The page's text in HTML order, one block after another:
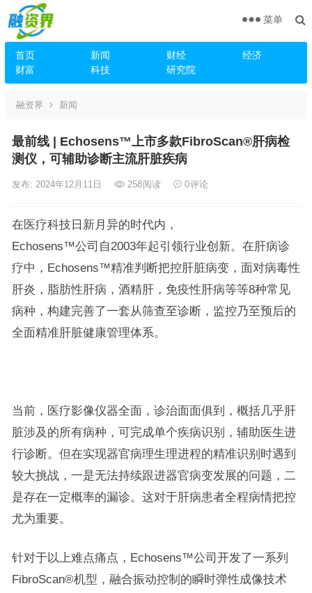
首页 新闻 财经
经济
财富
科技 研究院
菜单
融资界 新闻
最前线 | ​Echosens™上市多款FibroScan®肝病检
测仪，可辅助诊断主流肝脏疾病
发布: 2024年12月11日 258阅读 0评论
在医疗科技日新月异的时代内，
Echosens™公司自2003年起引领行业创新。在肝病诊
疗中，Echosens™精准判断把控肝脏病变，面对病毒性
肝炎，脂肪性肝病，酒精肝，免疫性肝病等等8种常见
病种，构建完善了一套从筛查至诊断，监控乃至预后的
全面精准肝脏健康管理体系。
当前，医疗影像仪器全面，诊治面面俱到，概括几乎肝
脏涉及的所有病种，可完成单个疾病识别，辅助医生进
行诊断。但在实现器官病理生理进程的精准识别时遇到
较大挑战，一是无法持续跟进器官病变发展的问题，二
是存在一定概率的漏诊。这对于肝病患者全程病情把控
尤为重要。
针对于以上难点痛点，Echosens™公司开发了一系列
FibroScan®机型，融合振动控制的瞬时弹性成像技术